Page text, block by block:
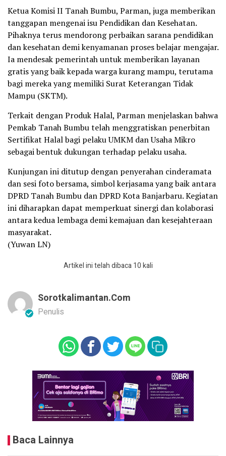
Ketua Komisi II Tanah Bumbu, Parman, juga memberikan
tanggapan mengenai isu Pendidikan dan Kesehatan.
Pihaknya terus mendorong perbaikan sarana pendidikan
dan kesehatan demi kenyamanan proses belajar mengajar.
Ia mendesak pemerintah untuk memberikan layanan
gratis yang baik kepada warga kurang mampu, terutama
bagi mereka yang memiliki Surat Keterangan Tidak
Mampu (SKTM).
Terkait dengan Produk Halal, Parman menjelaskan bahwa
Pemkab Tanah Bumbu telah menggratiskan penerbitan
Sertifikat Halal bagi pelaku UMKM dan Usaha Mikro
sebagai bentuk dukungan terhadap pelaku usaha.
Kunjungan ini ditutup dengan penyerahan cinderamata
dan sesi foto bersama, simbol kerjasama yang baik antara
DPRD Tanah Bumbu dan DPRD Kota Banjarbaru. Kegiatan
ini diharapkan dapat memperkuat sinergi dan kolaborasi
antara kedua lembaga demi kemajuan dan kesejahteraan
masyarakat.
(Yuwan LN)
Artikel ini telah dibaca 10 kali
Sorotkalimantan.com
Penulis
Baca Lainnya